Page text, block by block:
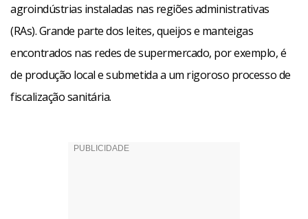
agroindústrias instaladas nas regiões administrativas
(RAs). Grande parte dos leites, queijos e manteigas
encontrados nas redes de supermercado, por exemplo, é
de produção local e submetida a um rigoroso processo de
fiscalização sanitária.